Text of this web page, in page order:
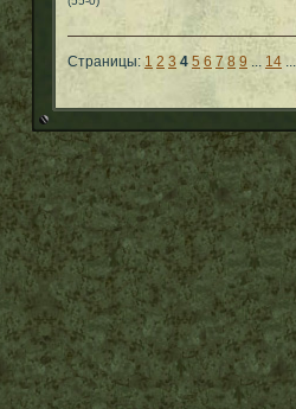
Страницы: 1 2 3 4 5 6 7 8 9 ... 14